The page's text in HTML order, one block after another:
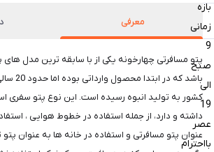
بازه
زمانی
9
صبح
الی
19
عصر
بااحترام
معرفی
پتو مسافرتی چهارخونه یکی از با سابقه ترین مدل های
باشد که
کشور به تولید انبوه رسیده است. این نوع پتو سفری
داشته و دارد، از جمله استفاده در خطوط هوایی ،
عنوان پتو مسافرتی و استفاده در خانه ها به عنوان